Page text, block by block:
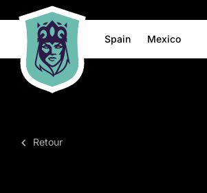
Spain Mexico
Retour